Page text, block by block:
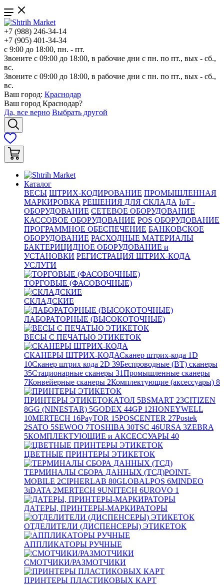
+7 (988) 246-34-14
+7 (905) 401-34-34
с 9:00 до 18:00, пн. - пт.
Звоните с 09:00 до 18:00, в рабочие дни с пн. по пт., вых - сб.,
вс.
Звоните с 09:00 до 18:00, в рабочие дни с пн. по пт., вых - сб.,
вс.
Ваш город: Краснодар
Ваш город Краснодар?
Да, все верно Выбрать другой
Каталог
ВЕСЫ ШТРИХ-КОДИРОВАНИЕ ПРОМЫШЛЕННАЯ
МАРКИРОВКА РЕШЕНИЯ ДЛЯ СКЛАДА IoT -
ОБОРУДОВАНИЕ СЕТЕВОЕ ОБОРУДОВАНИЕ
КАССОВОЕ ОБОРУДОВАНИЕ POS ОБОРУДОВАНИЕ
ПРОГРАММНОЕ ОБЕСПЕЧЕНИЕ БАНКОВСКОЕ
ОБОРУДОВАНИЕ РАСХОДНЫЕ МАТЕРИАЛЫ
БАКТЕРИЦИДНОЕ ОБОРУДОВАНИЕ и
УСТАНОВКИ РЕГИСТРАЦИЯ ШТРИХ-КОДА
УСЛУГИ
ТОРГОВЫЕ (ФАСОВОЧНЫЕ)
СКЛАДСКИЕ
ЛАБОРАТОРНЫЕ (ВЫСОКОТОЧНЫЕ)
ВЕСЫ С ПЕЧАТЬЮ ЭТИКЕТОК
СКАНЕРЫ ШТРИХ-КОДАСканер штрих-кода 1D
10Сканер штрих кода 2D 39Беспроводные (BT) сканеры
35Стационарные сканеры 31Промышленные сканеры
7Конвейерные сканеры 2Комплектующие (аксессуары) 8
ПРИНТЕРЫ ЭТИКЕТОКАТОЛ 5BSMART 23CITIZEN
8GG (NINESTAR) 5GODEX 44GP12HONEYWELL
10MERTECH 16PayTOR 15POSCENTER 27Postek
2SATO 5SEWOO 7TOSHIBA 30TSC 46URSA 3ZEBRA
5КОМПЛЕКТУЮЩИЕ и АКСЕССУАРЫ 40
ЦВЕТНЫЕ ПРИНТЕРЫ ЭТИКЕТОК
ТЕРМИНАЛЫ СБОРА ДАННЫХ (ТСД)POINT-
MOBILE 2CIPHERLAB 80GLOBALPOS 6MINDEO
3iDATA 2MERTECH 9UNITECH 6UROVO 1
ДАТЕРЫ, ПРИНТЕРЫ-МАРКИРАТОРЫ
ОТДЕЛИТЕЛИ (ДИСПЕНСЕРЫ) ЭТИКЕТОК
АППЛИКАТОРЫ РУЧНЫЕ
СМОТЧИКИ/РАЗМОТЧИКИ
ПРИНТЕРЫ ПЛАСТИКОВЫХ КАРТ